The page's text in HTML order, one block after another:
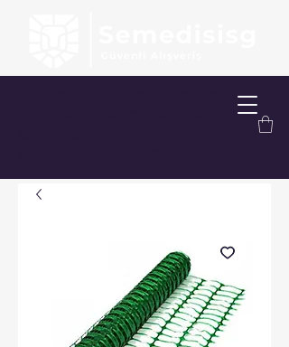
FREE SHIPPING OVER 200.00 TL
FREE DELIVERY OPTION WITHIN